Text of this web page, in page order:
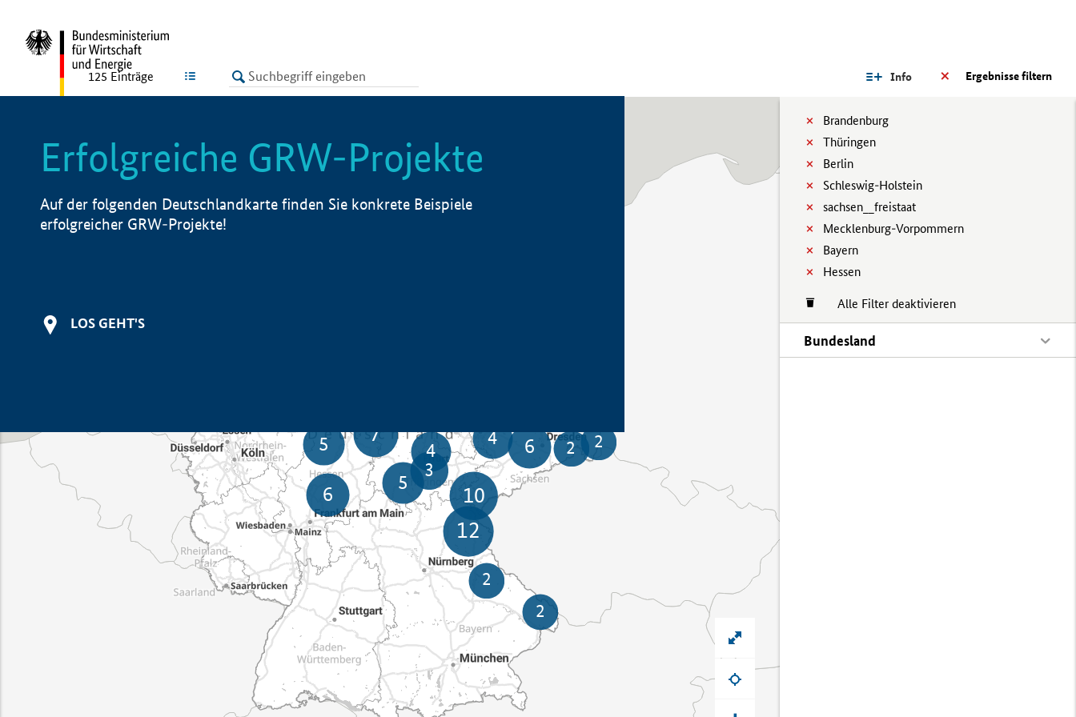
LISTE Ergebnisse filtern
Info
Brandenburg
Thüringen
Berlin
Schleswig-Holstein
sachsen__freistaat
Mecklenburg-Vorpommern
Bayern
Hessen
Alle Filter deaktivieren
Bundesland
125 Einträge
Erfolgreiche GRW-Projekte
Auf der folgenden Deutschlandkarte finden Sie konkrete Beispiele
erfolgreicher GRW-Projekte!
LOS GEHT'S